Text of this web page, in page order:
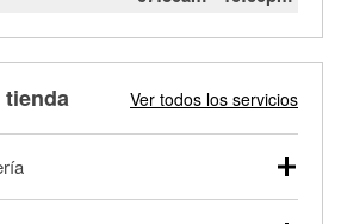
Ver todos los servicios